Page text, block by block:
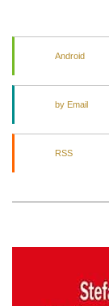
Android
by Email
RSS